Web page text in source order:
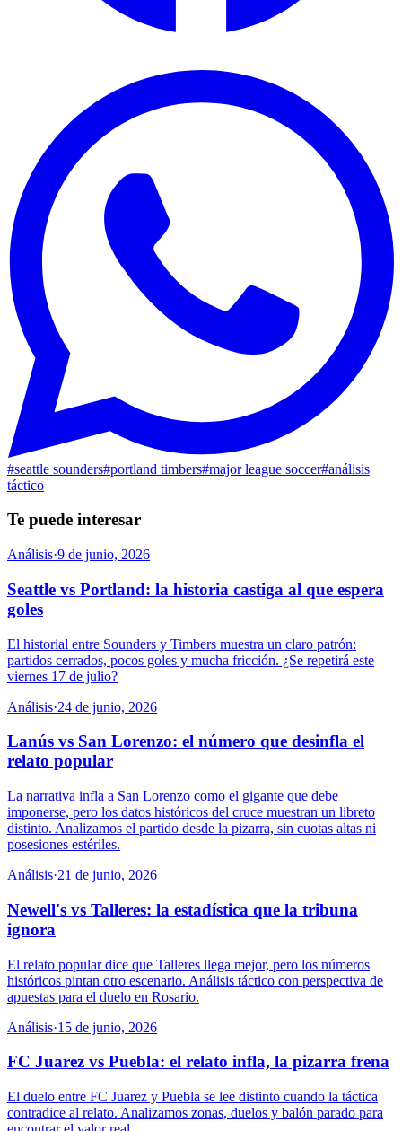
#seattle sounders#portland timbers#major league soccer#análisis
táctico
Te puede interesar
Análisis·9 de junio, 2026
Seattle vs Portland: la historia castiga al que espera
goles
El historial entre Sounders y Timbers muestra un claro patrón:
partidos cerrados, pocos goles y mucha fricción. ¿Se repetirá este
viernes 17 de julio?
Análisis·24 de junio, 2026
Lanús vs San Lorenzo: el número que desinfla el
relato popular
La narrativa infla a San Lorenzo como el gigante que debe
imponerse, pero los datos históricos del cruce muestran un libreto
distinto. Analizamos el partido desde la pizarra, sin cuotas altas ni
posesiones estériles.
Análisis·21 de junio, 2026
Newell's vs Talleres: la estadística que la tribuna
ignora
El relato popular dice que Talleres llega mejor, pero los números
históricos pintan otro escenario. Análisis táctico con perspectiva de
apuestas para el duelo en Rosario.
Análisis·15 de junio, 2026
FC Juarez vs Puebla: el relato infla, la pizarra frena
El duelo entre FC Juarez y Puebla se lee distinto cuando la táctica
contradice al relato. Analizamos zonas, duelos y balón parado para